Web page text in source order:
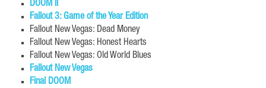
DOOM II
Fallout 3: Game of the Year Edition
Fallout New Vegas: Dead Money
Fallout New Vegas: Honest Hearts
Fallout New Vegas: Old World Blues
Fallout New Vegas
Final DOOM